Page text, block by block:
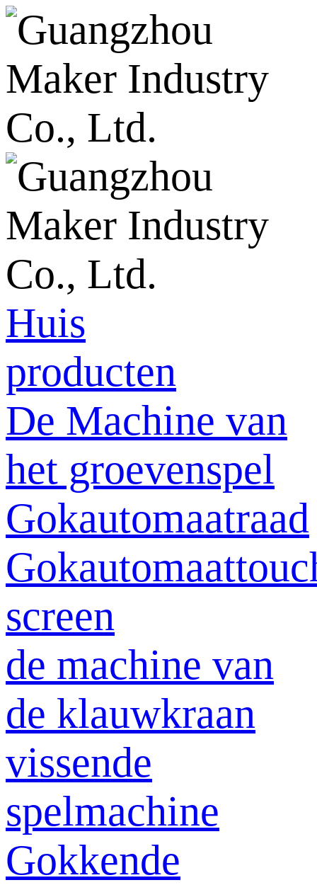
Huis
producten
De Machine van
het groevenspel
Gokautomaatraad
screen
de machine van
de klauwkraan
vissende
spelmachine
Gokkende